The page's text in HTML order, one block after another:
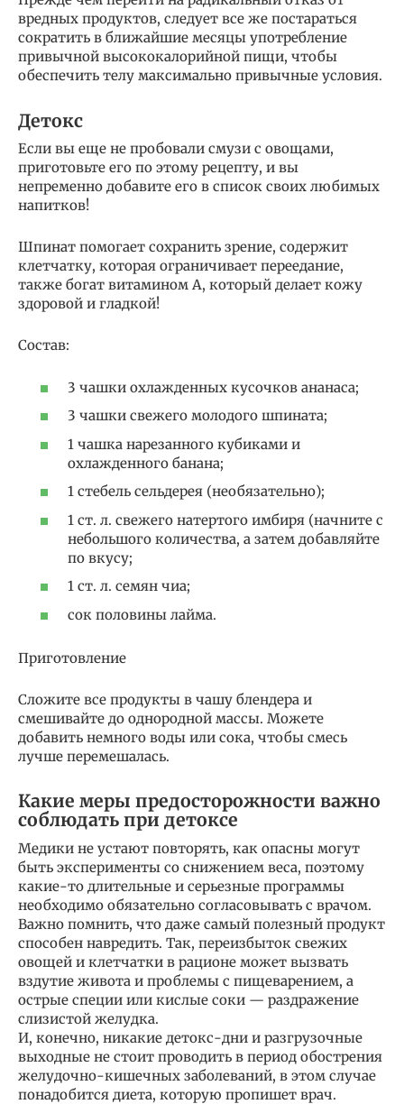
вредных продуктов, следует все же постараться
сократить в ближайшие месяцы употребление
привычной высококалорийной пищи, чтобы
обеспечить телу максимально привычные условия.
Детокс
Если вы еще не пробовали смузи с овощами,
приготовьте его по этому рецепту, и вы
непременно добавите его в список своих любимых
напитков!
Шпинат помогает сохранить зрение, содержит
клетчатку, которая ограничивает переедание,
также богат витамином A, который делает кожу
здоровой и гладкой!
Состав:
3 чашки охлажденных кусочков ананаса;
3 чашки свежего молодого шпината;
1 чашка нарезанного кубиками и
охлажденного банана;
1 стебель сельдерея (необязательно);
1 ст. л. свежего натертого имбиря (начните с
небольшого количества, а затем добавляйте
по вкусу;
1 ст. л. семян чиа;
сок половины лайма.
Приготовление
Сложите все продукты в чашу блендера и
смешивайте до однородной массы. Можете
добавить немного воды или сока, чтобы смесь
лучше перемешалась.
Какие меры предосторожности важно
соблюдать при детоксе
Медики не устают повторять, как опасны могут
быть эксперименты со снижением веса, поэтому
какие-то длительные и серьезные программы
необходимо обязательно согласовывать с врачом.
Важно помнить, что даже самый полезный продукт
способен навредить. Так, переизбыток свежих
овощей и клетчатки в рационе может вызвать
вздутие живота и проблемы с пищеварением, а
острые специи или кислые соки — раздражение
слизистой желудка.
И, конечно, никакие детокс-дни и разгрузочные
выходные не стоит проводить в период обострения
желудочно-кишечных заболеваний, в этом случае
понадобится диета, которую пропишет врач.